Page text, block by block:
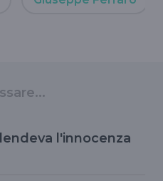
l'innocenza